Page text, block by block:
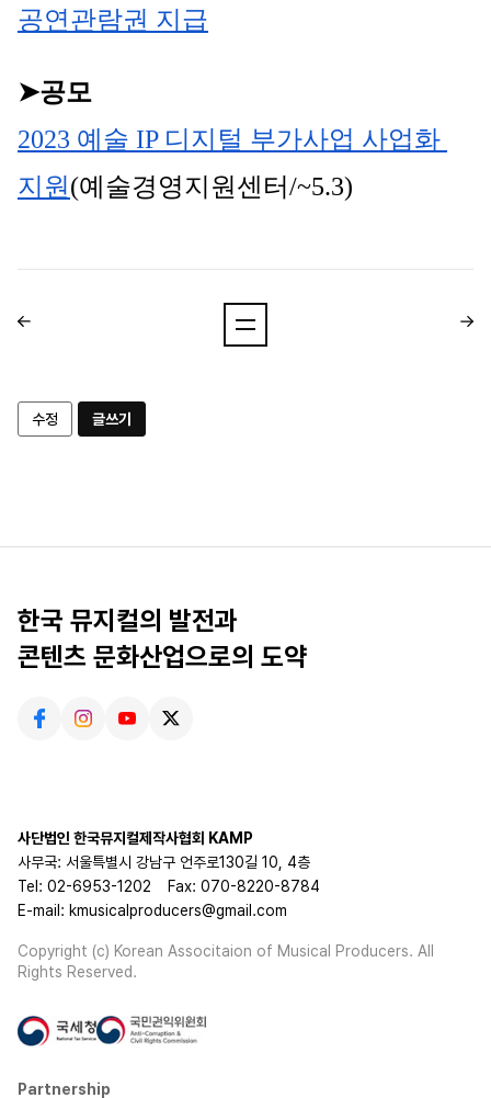
공연관람권 지급
➤공모
2023 예술 IP 디지털 부가사업 사업화
지원 (예술경영지원센터/~5.3)
수정 글쓰기
한국 뮤지컬의 발전과
콘텐츠 문화산업으로의 도약
사단법인 한국뮤지컬제작사협회 KAMP
사무국: 서울특별시 강남구 언주로130길 10, 4층
Tel: 02-6953-1202
Fax: 070-8220-8784
E-mail: kmusicalproducers@gmail.com
Copyright (c) Korean Associtaion of Musical Producers. All
Rights Reserved.
Partnership